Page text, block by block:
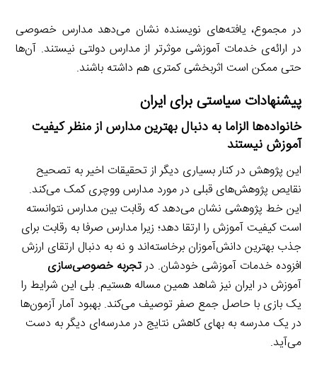
در مجموع، یافته‌های نویسنده نشان می‌دهد مدارس خصوصی
در ارائه‌ی خدمات آموزشی موثرتر از مدارس دولتی نیستند. آن‌ها
حتی ممکن است اثربخشی کمتری هم داشته باشند.
پیشنهادات سیاستی برای ایران
خانواده‌ها الزاما به دنبال بهترین مدارس از منظر کیفیت
آموزش نیستند
این پژوهش در کنار بسیاری دیگر از تحقیقات اخیر به تصحیح
نقایص پژوهش‌های قبلی در مورد مدارس ووچری کمک می‌کند.
این خط پژوهشی نشان می‌دهد که رقابت بین مدارس نتوانسته
است کیفیت آموزش را ارتقا دهد؛ زیرا مدارس صرفا به رقابت برای
جذب بهترین دانش‌آموزان برخاسته‌اند و نه به دنبال ارتقای ارزش
افزوده خدمات آموزشی خودشان. درتجربه خصوصی‌سازی
آموزش در ایران نیز شاهد همین مساله هستیم. بلی این شرایط را
یک بازی با حاصل جمع صفر توصیف می‌کند. بهبود آمار آزمون‌ها
در یک مدرسه به بهای کاهش نتایج در مدرسه‌ای دیگر به دست
می‌آید.